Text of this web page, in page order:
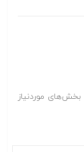
بخش‌های موردنیاز